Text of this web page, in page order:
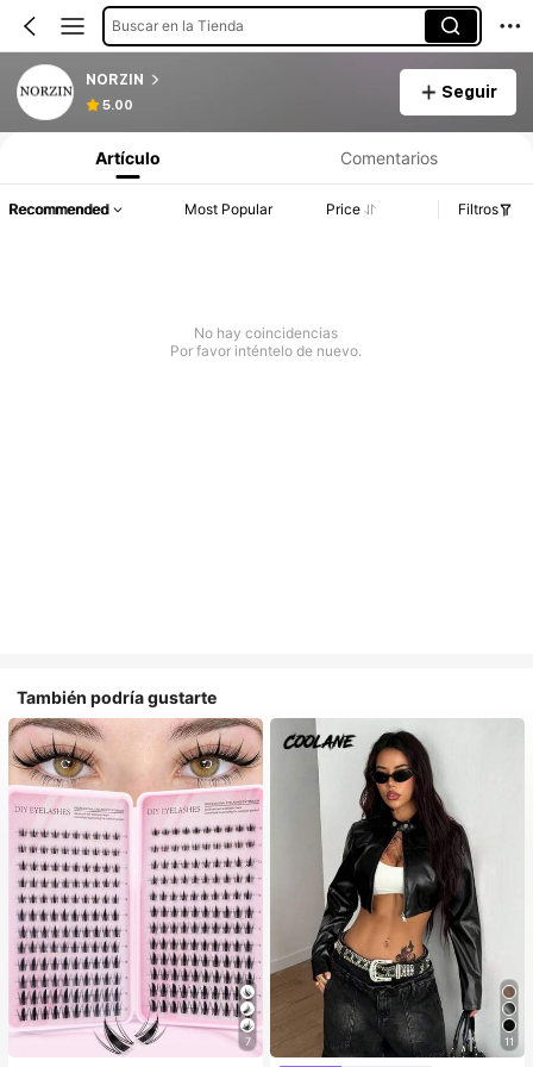
Buscar en la Tienda
NORZIN
5.00
Seguir
Artículo Comentarios
Recommended Most Popular Price Filtros
No hay coincidencias
Por favor inténtelo de nuevo.
También podría gustarte
7
#1 Más vendidos
11